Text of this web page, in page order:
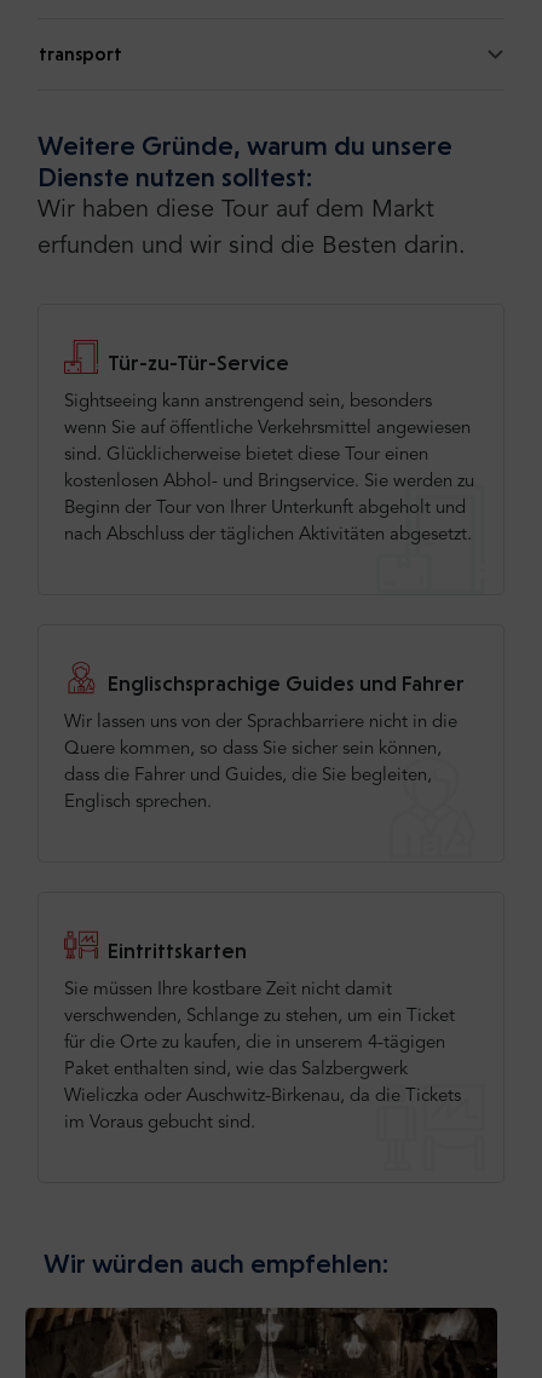
transport
Weitere Gründe, warum du unsere
Dienste nutzen solltest:
Wir haben diese Tour auf dem Markt
erfunden und wir sind die Besten darin.
Tür-zu-Tür-Service
Sightseeing kann anstrengend sein, besonders
wenn Sie auf öffentliche Verkehrsmittel angewiesen
sind. Glücklicherweise bietet diese Tour einen
kostenlosen Abhol- und Bringservice. Sie werden zu
Beginn der Tour von Ihrer Unterkunft abgeholt und
nach Abschluss der täglichen Aktivitäten abgesetzt.
Englischsprachige Guides und Fahrer
Wir lassen uns von der Sprachbarriere nicht in die
Quere kommen, so dass Sie sicher sein können,
dass die Fahrer und Guides, die Sie begleiten,
Englisch sprechen.
Eintrittskarten
Sie müssen Ihre kostbare Zeit nicht damit
verschwenden, Schlange zu stehen, um ein Ticket
für die Orte zu kaufen, die in unserem 4-tägigen
Paket enthalten sind, wie das Salzbergwerk
Wieliczka oder Auschwitz-Birkenau, da die Tickets
im Voraus gebucht sind.
Wir würden auch empfehlen: